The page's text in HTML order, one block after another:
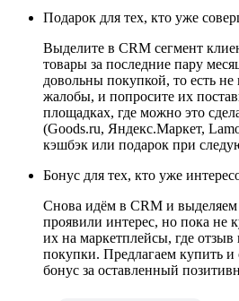
Подарок для тех, кто уже
Выделите в CRM сегмент
товары за последние пару
довольны покупкой, то есть не
жалобы, и попросите их
площадках, где можно это
(Goods.ru, Яндекс.Маркет,
кэшбэк или подарок при
Бонус для тех, кто уже
Снова идём в CRM и
проявили интерес, но пока не
их на маркетплейсы, где отзыв
покупки. Предлагаем купить
бонус за оставленный